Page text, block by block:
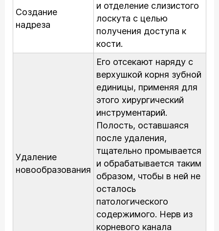
Создание
надреза
и отделение слизистого
лоскута с целью
получения доступа к
кости.
Удаление
новообразования
Его отсекают наряду с
верхушкой корня зубной
единицы, применяя для
этого хирургический
инструментарий.
Полость, оставшаяся
после удаления,
тщательно промывается
и обрабатывается таким
образом, чтобы в ней не
осталось
патологического
содержимого. Нерв из
корневого канала